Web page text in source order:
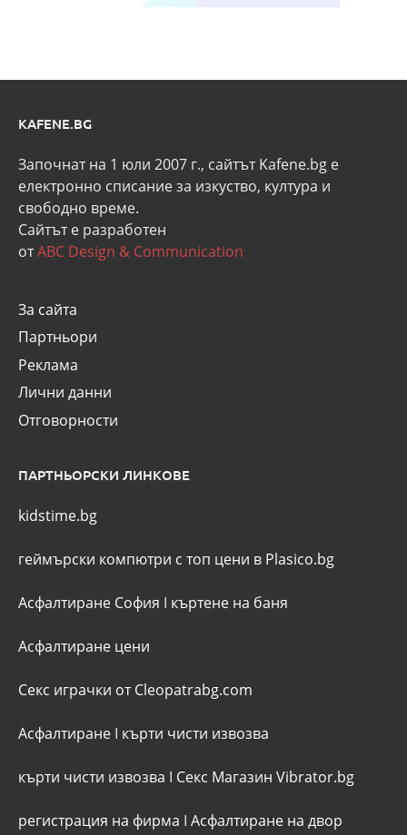
KAFENE.BG
Започнат на 1 юли 2007 г., сайтът Kafene.bg e
eлектронно списание за изкуство, култура и
свободно време.
Сайтът е разработен
отABC Design & Communication
За сайта
Партньори
Реклама
Лични данни
Отговорности
ПАРТНЬОРСКИ ЛИНКОВЕ
kidstime.bg
геймърски компютри с топ цени в Plasico.bg
Асфалтиране София I къртене на баня
Асфалтиране цени
Секс играчки от Cleopatrabg.com
Асфалтиране I кърти чисти извозва
кърти чисти извозва I Секс Магазин Vibrator.bg
регистрация на фирма I Асфалтиране на двор